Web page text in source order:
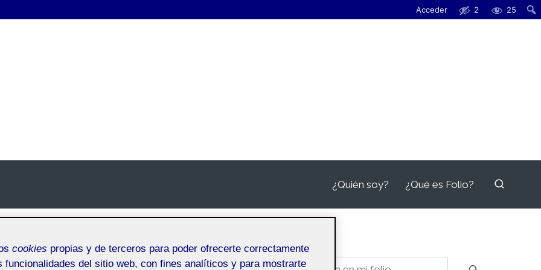
Acceder 2 25
¿Quién soy? ¿Qué es Folio?
Buscar
cookies propias y de terceros para poder ofrecerte correctamente
funcionalidades del sitio web, con fines analíticos y para mostrarte